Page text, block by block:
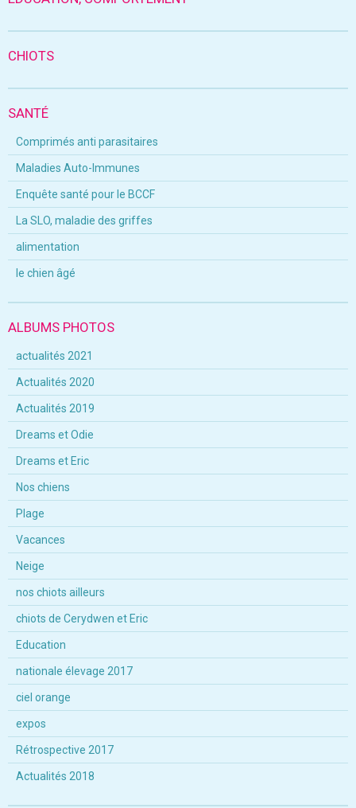
CHIOTS
SANTÉ
Comprimés anti parasitaires
Maladies Auto-Immunes
Enquête santé pour le BCCF
La SLO, maladie des griffes
alimentation
le chien âgé
ALBUMS PHOTOS
actualités 2021
Actualités 2020
Actualités 2019
Dreams et Odie
Dreams et Eric
Nos chiens
Plage
Vacances
Neige
nos chiots ailleurs
chiots de Cerydwen et Eric
Education
nationale élevage 2017
ciel orange
expos
Rétrospective 2017
Actualités 2018